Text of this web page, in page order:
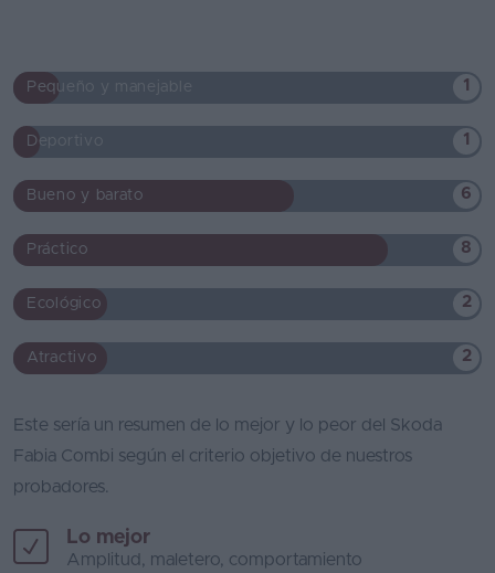
Pequeño y manejable 1
Deportivo 1
Bueno y barato 6
Práctico 8
Ecológico 2
Atractivo 2
Este sería un resumen de lo mejor y lo peor del Skoda
Fabia Combi según el criterio objetivo de nuestros
probadores.
Lo mejor
Amplitud, maletero, comportamiento